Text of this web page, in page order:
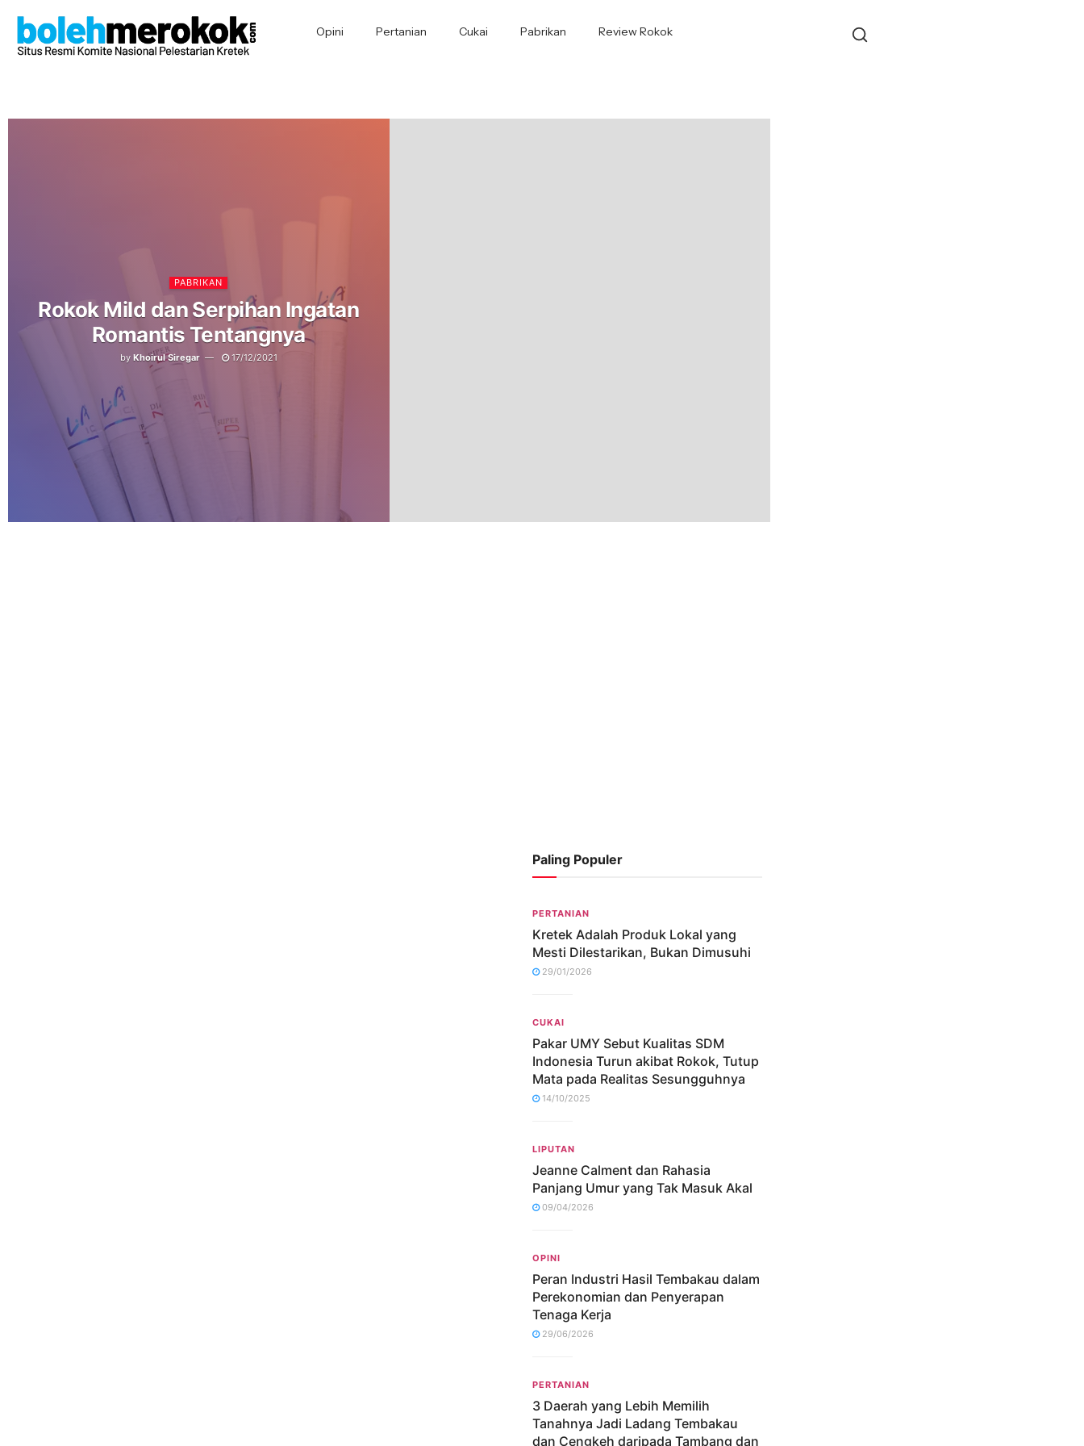
Opini Pertanian Cukai Pabrikan Review Rokok
PABRIKAN
Rokok Mild dan Serpihan Ingatan
Romantis Tentangnya
by Khoirul Siregar 17/12/2021
Paling Populer
PERTANIAN
Kretek Adalah Produk Lokal yang
Mesti Dilestarikan, Bukan Dimusuhi
29/01/2026
CUKAI
Pakar UMY Sebut Kualitas SDM
Indonesia Turun akibat Rokok, Tutup
Mata pada Realitas Sesungguhnya
14/10/2025
LIPUTAN
Jeanne Calment dan Rahasia
Panjang Umur yang Tak Masuk Akal
09/04/2026
OPINI
Peran Industri Hasil Tembakau dalam
Perekonomian dan Penyerapan
Tenaga Kerja
29/06/2026
PERTANIAN
3 Daerah yang Lebih Memilih
Tanahnya Jadi Ladang Tembakau
dan Cengkeh daripada Tambang dan